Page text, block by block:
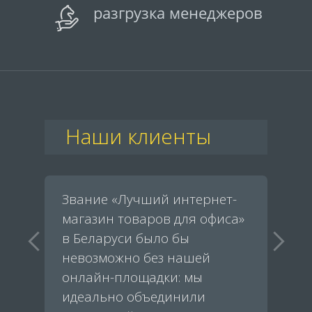
разгрузка менеджеров
Наши клиенты
«Лучший интернет-
товаров для офиса»
было бы
без нашей
площадки: мы
объединили
Благодаря
B2B-